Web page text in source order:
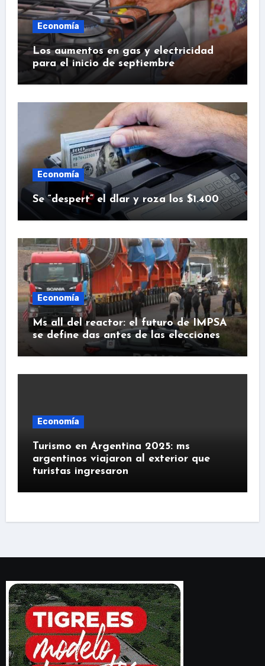
Economía
Los aumentos en gas y electricidad
para el inicio de septiembre
Economía
Se “despert” el dlar y roza los $1.400
Economía
Ms all del reactor: el futuro de IMPSA
se define das antes de las elecciones
Economía
Turismo en Argentina 2025: ms
argentinos viajaron al exterior que
turistas ingresaron